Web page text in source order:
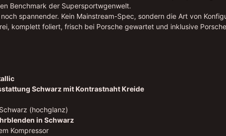
Benchmark der Supersportwgenwelt.
spannender. Kein Mainstream-Spec, sondern die Art von
komplett foliert, frisch bei Porsche gewartet und inklusive
Schwarz mit Kontrastnaht Kreide
(hochglanz)
in Schwarz
Kompressor